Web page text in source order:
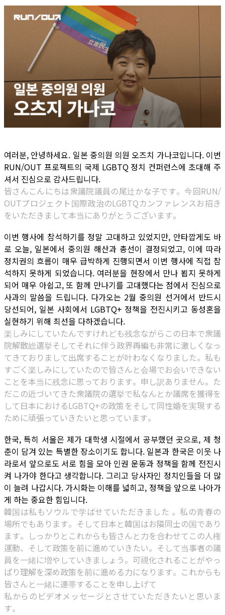
여러분, 안녕하세요. 일본 중의원 의원 오즈치 가나코입니다. 이번
RUN/OUT 프로젝트의 국제 LGBTQ 정치 컨퍼런스에 초대해 주
셔서 진심으로 감사드립니다.
皆さんこんにちは衆議院議員の尾辻かな子です。今回RUN/
OUTプロジェクト国際政治のLGBTQカンファレンスお招き
をいただきまして本当にありがとうございます。
이번 행사에 참석하기를 정말 고대하고 있었지만, 안타깝게도 바
로 오늘, 일본에서 중의원 해산과 총선이 결정되었고, 이에 따라
정치권의 흐름이 매우 급박하게 진행되면서 이번 행사에 직접 참
석하지 못하게 되었습니다. 여러분을 현장에서 만나 뵙지 못하게
되어 매우 아쉽고, 또 함께 만나기를 고대했다는 점에서 진심으로
사과의 말씀을 드립니다. 다가오는 2월 중의원 선거에서 반드시
당선되어, 일본 사회에서 LGBTQ+ 정책을 전진시키고 동성혼을
실현하기 위해 최선을 다하겠습니다.
楽しみにしていたんですけれども残念ながらこの日本で衆議
院解散総選挙そしてそれに伴う政界再編も非常に激しくなっ
てきておりまして出席することが叶わなくなりました。私も
すごく楽しみにしていたので皆さんと会場でお会いできない
ことを本当に残念に思っております。申し訳ありません。た
だこの近づいてきた衆議院の選挙で私なんとか議席を獲得を
して日本におけるLGBTQ+の政策をそして同性婚を実現する
ために頑張っていきたいと思っています。
한국, 특히 서울은 제가 대학생 시절에서 공부했던 곳으로, 제 청
춘이 담겨 있는 특별한 장소이기도 합니다. 일본과 한국은 이웃 나
라로서 앞으로도 서로 힘을 모아 인권 운동과 정책을 함께 전진시
켜 나가야 한다고 생각합니다. 그리고 당사자인 정치인들을 더 많
이 늘려 나갑시다. 가시화는 이해를 넓히고, 정책을 앞으로 나아가
게 하는 중요한 힘입니다.
韓国は私もソウルで学ばせていただきました 。私の青春の
場所でもあります。そして日本と韓国はお隣同士の国であり
ます。しっかりとこれからも皆さんと力を合わせてこの人権
運動、そして政策を前に進めていきたい。そして当事者の議
員を一緒に増やしていきましょう。可視化されることがやっ
ぱり理解を深め政策を前に進める力になります。これからも
皆さんと一緒に連帯することを申し上げて
私からのビデオメッセージとさせていただきたいと思いま
す。